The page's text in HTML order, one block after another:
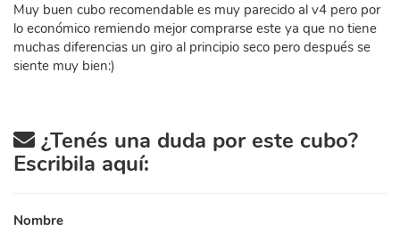
Muy buen cubo recomendable es muy parecido al v4 pero por
lo económico remiendo mejor comprarse este ya que no tiene
muchas diferencias un giro al principio seco pero después se
siente muy bien:)
¿Tenés una duda por este cubo?
Escribila aquí:
Nombre